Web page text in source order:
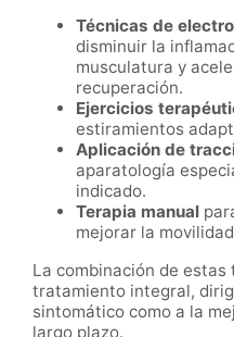
Técnicas de
disminuir la
musculatura y
recuperación.
Ejercicios
estiramientos
Aplicación de
aparatología
indicado.
Terapia manual
mejorar la
La combinación de
tratamiento integral,
sintomático como a la
largo plazo.